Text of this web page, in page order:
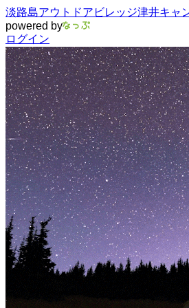
淡路島アウトドアビレッジ津井キャ
powered by
ログイン